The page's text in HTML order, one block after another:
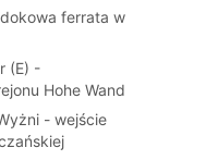
ferrata w
(E) -
Hohe Wand
- wejście